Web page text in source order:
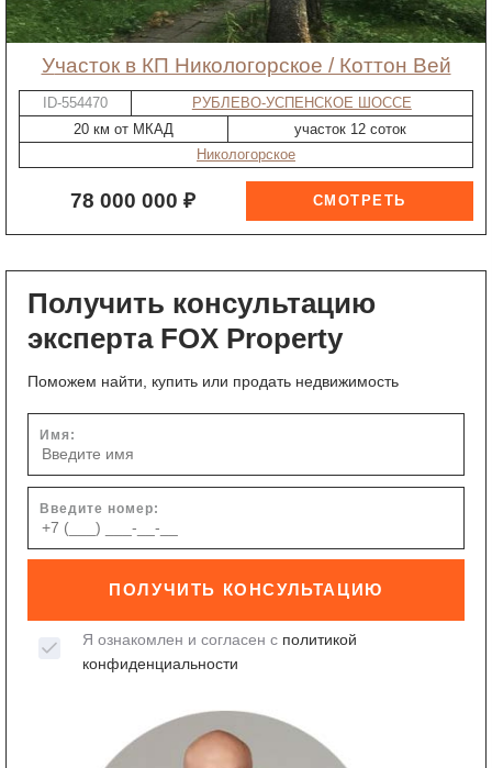
участок в КП Никологорское / Коттон Вей
ID-554470
РУБЛЕВО-УСПЕНСКОЕ ШОССЕ
20 км от МКАД
участок 12 соток
Никологорское
78 000 000 ₽
Получить консультацию
эксперта FOX Property
Поможем найти, купить или продать недвижимость
Имя:
Введите номер:
ПОЛУЧИТЬ КОНСУЛЬТАЦИЮ
Я ознакомлен и согласен с политикой
конфиденциальности